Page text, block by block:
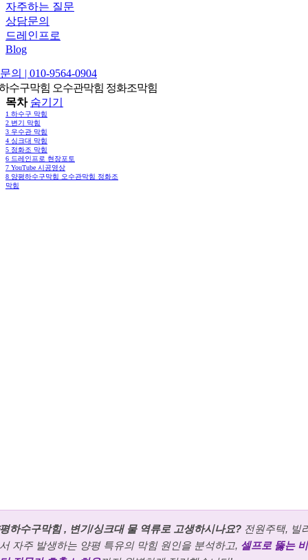
자주하는 질문
상담문의
드레인프로
Blog
의 | 010-9564-0904
수구막힘 오수관막힘 정화조막힘
목차 숨기기
1 하수구 막힘
2 변기 막힘
3 우수관 막힘
4 싱크대 막힘
5 정화조 막힘
6 드레인프로 현장포토
7 YouTube 시공영상
8 양평하수구막힘 오수관막힘 정화조
막힘
하수구막힘 , 변기/싱크대 물 역류로 고생하시나요? 전원주택, 빌
자주 발생하는 양평 특유의 막힘 원인을 분석하고, 셀프로 뚫는